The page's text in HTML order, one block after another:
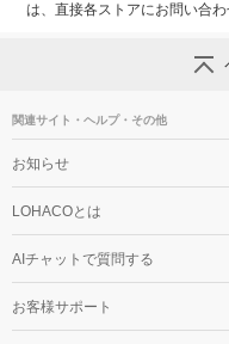
は、直接各ストアにお問い合わ
関連サイト・ヘルプ・その他
お知らせ
LOHACOとは
AIチャットで質問する
お客様サポート